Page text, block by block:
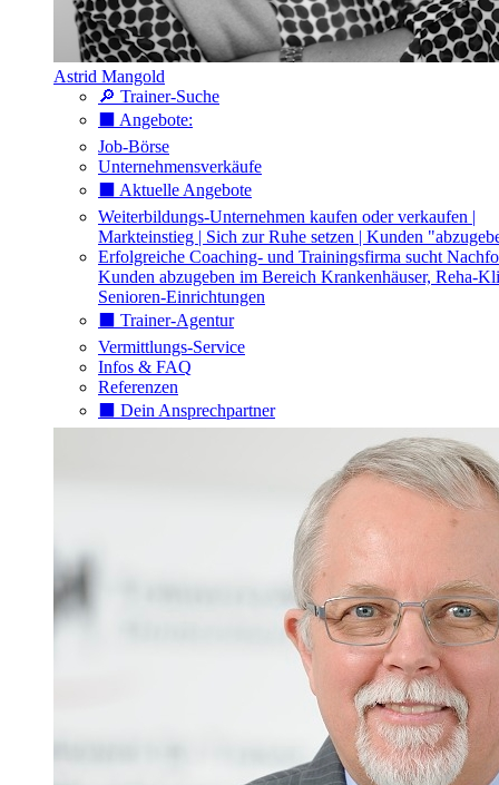
Astrid Mangold
🔎 Trainer-Suche
⬛️ Angebote:
Job-Börse
Unternehmensverkäufe
⬛️ Aktuelle Angebote
Weiterbildungs-Unternehmen kaufen oder verkaufen |
Markteinstieg | Sich zur Ruhe setzen | Kunden
Erfolgreiche Coaching- und Trainingsfirma sucht
Kunden abzugeben im Bereich Krankenhäuser, Reha-
Senioren-Einrichtungen
⬛️ Trainer-Agentur
Vermittlungs-Service
Infos & FAQ
Referenzen
⬛️ Dein Ansprechpartner